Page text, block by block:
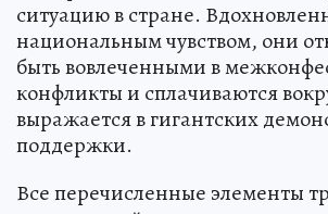
ситуацию в стране.
национальным чувством, они
быть вовлеченными в
конфликты и сплачиваются
выражается в гигантских
поддержки.
Все перечисленные элементы